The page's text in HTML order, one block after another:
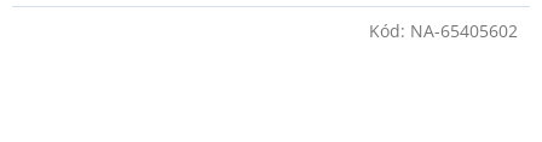
Kód: NA-65405602